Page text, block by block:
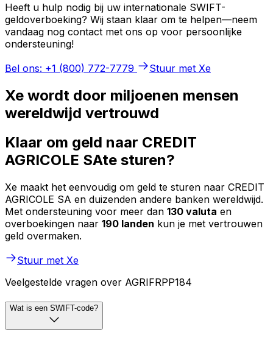
Heeft u hulp nodig bij uw internationale SWIFT-
geldoverboeking? Wij staan klaar om te helpen—neem
vandaag nog contact met ons op voor persoonlijke
ondersteuning!
Bel ons: +1 (800) 772-7779
Stuur met Xe
Xe wordt door miljoenen mensen
wereldwijd vertrouwd
Klaar om geld naar CREDIT
AGRICOLE SAte sturen?
Xe maakt het eenvoudig om geld te sturen naar CREDIT
AGRICOLE SA en duizenden andere banken wereldwijd.
Met ondersteuning voor meer dan 130 valuta en
overboekingen naar 190 landen kun je met vertrouwen
geld overmaken.
Stuur met Xe
Veelgestelde vragen over AGRIFRPP184
Wat is een SWIFT-code?